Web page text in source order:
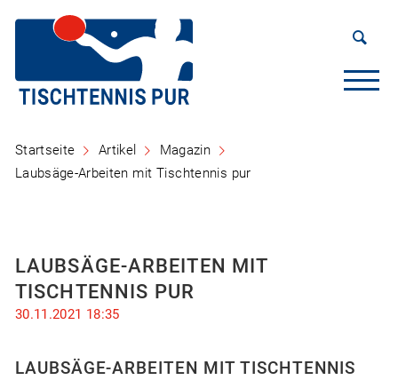
Startseite Artikel
Magazin
Laubsäge-Arbeiten mit Tischtennis pur
LAUBSÄGE-ARBEITEN MIT
TISCHTENNIS PUR
30.11.2021 18:35
LAUBSÄGE-ARBEITEN MIT TISCHTENNIS